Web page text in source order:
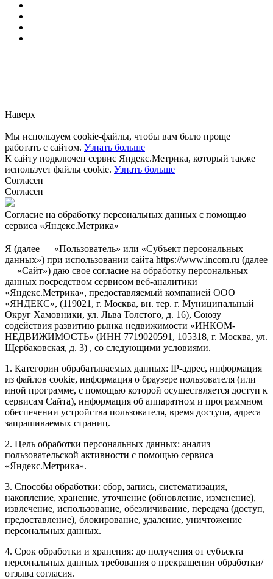
Наверх
Мы используем cookie-файлы, чтобы вам было проще
работать с сайтом. Узнать больше
К сайту подключен сервис Яндекс.Метрика, который также
использует файлы cookie. Узнать больше
Согласен
Согласен
Согласие на обработку персональных данных с помощью
сервиса «Яндекс.Метрика»
Я (далее — «Пользователь» или «Субъект персональных
данных») при использовании сайта https://www.incom.ru (далее
— «Сайт») даю свое согласие на обработку персональных
данных посредством сервисом веб-аналитики
«Яндекс.Метрика», предоставляемый компанией ООО
«ЯНДЕКС», (119021, г. Москва, вн. тер. г. Муниципальный
Округ Хамовники, ул. Льва Толстого, д. 16), Союзу
содействия развитию рынка недвижимости «ИНКОМ-
НЕДВИЖИМОСТЬ» (ИНН 7719020591, 105318, г. Москва, ул.
Щербаковская, д. 3) , со следующими условиями.
1. Категории обрабатываемых данных: IP-адрес, информация
из файлов cookie, информация о браузере пользователя (или
иной программе, с помощью которой осуществляется доступ к
сервисам Сайта), информация об аппаратном и программном
обеспечении устройства пользователя, время доступа, адреса
запрашиваемых страниц.
2. Цель обработки персональных данных: анализ
пользовательской активности с помощью сервиса
«Яндекс.Метрика».
3. Способы обработки: сбор, запись, систематизация,
накопление, хранение, уточнение (обновление, изменение),
извлечение, использование, обезличивание, передача (доступ,
предоставление), блокирование, удаление, уничтожение
персональных данных.
4. Срок обработки и хранения: до получения от субъекта
персональных данных требования о прекращении обработки/
отзыва согласия.